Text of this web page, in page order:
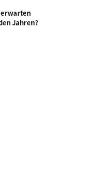
erwarten
Jahren?